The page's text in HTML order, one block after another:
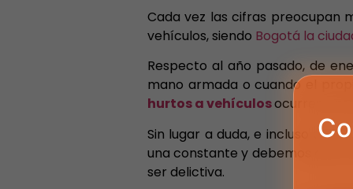
Cada vez las cifras preocupan
vehículos, siendo Bogotá la
Respecto al año pasado, de
mano armada o cuando el
hurtos a vehículosocurren
Sin lugar a duda, e incluso con
una constante y debemos estar
ser delictiva.